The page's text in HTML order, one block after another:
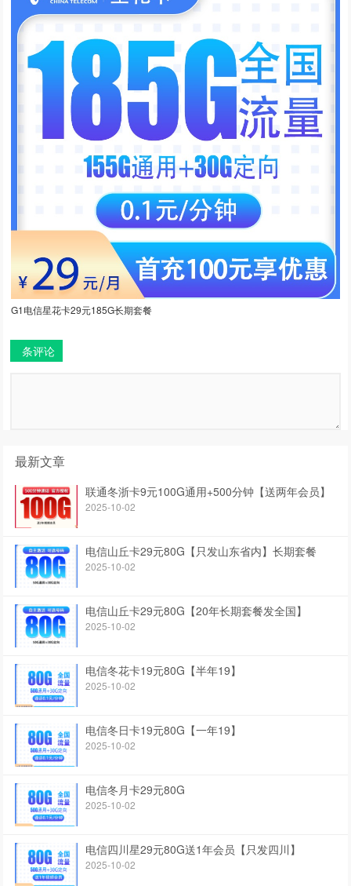
G1电信星花卡29元185G长期套餐
条评论
最新文章
联通冬浙卡9元100G通用+500分钟【送两年会员】
2025-10-02
电信山丘卡29元80G【只发山东省内】长期套餐
2025-10-02
电信山丘卡29元80G【20年长期套餐发全国】
2025-10-02
电信冬花卡19元80G【半年19】
2025-10-02
电信冬日卡19元80G【一年19】
2025-10-02
电信冬月卡29元80G
2025-10-02
电信四川星29元80G送1年会员【只发四川】
2025-10-02